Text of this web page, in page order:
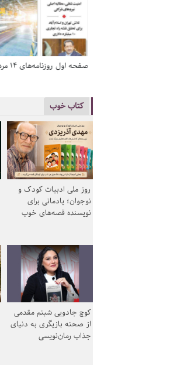
صفحه اول روزنامه‌های 14 مرداد 1405
کتاب خوب
روز ملی ادبیات کودک و
نوجوان؛ یادمانی برای
نویسنده قصه‌های خوب
کوچ جادویی شبنم مقدمی
از صحنه بازیگری به دنیای
جذاب رمان‌نویسی